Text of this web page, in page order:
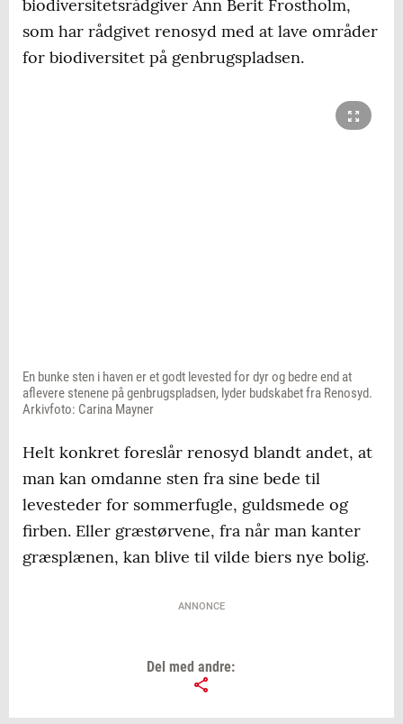
biodiversitetsrådgiver Ann Berit Frostholm,
som har rådgivet renosyd med at lave områder
for biodiversitet på genbrugspladsen.
En bunke sten i haven er et godt levested for dyr og bedre end at
aflevere stenene på genbrugspladsen, lyder budskabet fra Renosyd.
Arkivfoto: Carina Mayner
Helt konkret foreslår renosyd blandt andet, at
man kan omdanne sten fra sine bede til
levesteder for sommerfugle, guldsmede og
firben. Eller græstørvene, fra når man kanter
græsplænen, kan blive til vilde biers nye bolig.
ANNONCE
Del med andre: